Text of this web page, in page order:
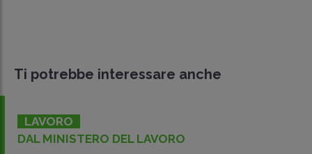
Ti potrebbe interessare anche
LAVORO
DAL MINISTERO DEL LAVORO